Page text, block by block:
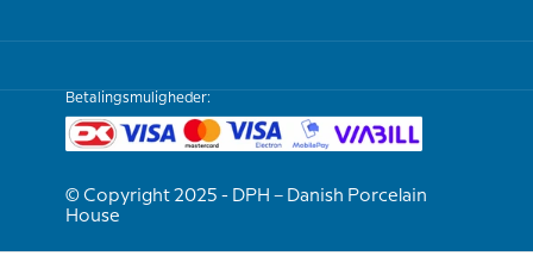
Betalingsmuligheder:
© Copyright 2025 - DPH – Danish Porcelain
House